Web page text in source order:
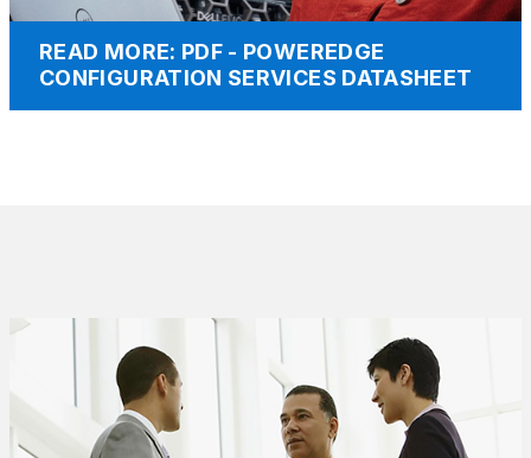
READ MORE: PDF - POWEREDGE
CONFIGURATION SERVICES DATASHEET